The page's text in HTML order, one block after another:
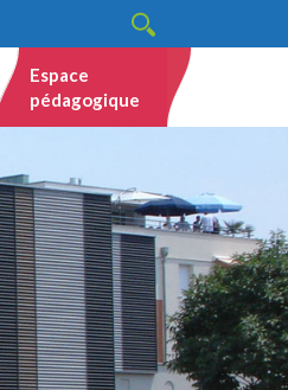
Espace
pédagogique